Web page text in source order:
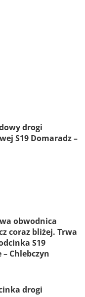
drogi
S19 Domaradz –
obwodnica
coraz bliżej. Trwa
S19
Chlebczyn
drogi